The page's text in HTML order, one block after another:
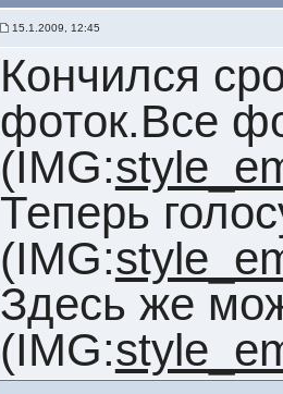
15.1.2009, 12:45
Кончился
фоток.Все
(IMG:
Теперь
(IMG:
Здесь же
(IMG: